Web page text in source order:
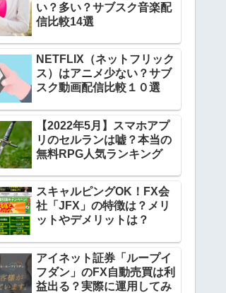
い？多い？サブスク音楽配
信比較14選
NETFLIX（ネットフリック
ス）はアニメ少ない？サブ
スク動画配信比較１０選
【2022年5月】スマホアプ
リのセルランは嘘？本当の
無料RPG人気ランキング
スキャルピングOK！FX会
社「JFX」の特徴は？メリ
ットやデメリットは？
アイネット証券「ループイ
フダン」のFX自動売買は利
益出る？実際に運用してみ